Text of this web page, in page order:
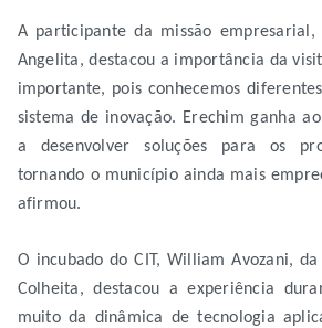
A participante da missão empresarial,
Angelita, destacou a importância da
importante, pois conhecemos
sistema de inovação. Erechim ganha
a desenvolver soluções para os
tornando o município ainda mais
afirmou.
O incubado do CIT, William Avozani,
Colheita, destacou a experiência
muito da dinâmica de tecnologia